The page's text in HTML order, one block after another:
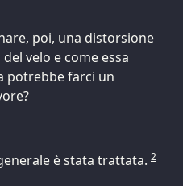
poi, una distorsione
velo e come essa
potrebbe farci un
è stata trattata. 2